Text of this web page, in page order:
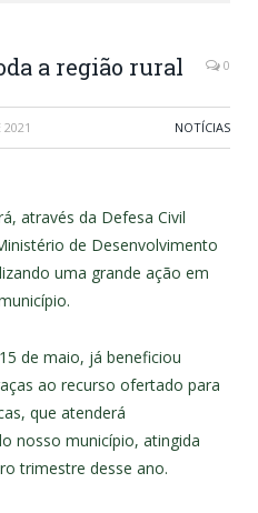
a região rural 0
2021 NOTÍCIAS
através da Defesa Civil
de Desenvolvimento
uma grande ação em
de maio, já beneficiou
ao recurso ofertado para
que atenderá
nosso município, atingida
trimestre desse ano.